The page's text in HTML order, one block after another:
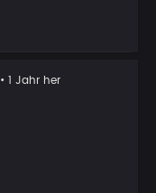
• 1 Jahr her